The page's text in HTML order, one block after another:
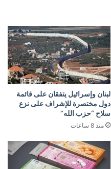
لبنان وإسرائيل يتفقان على قائمة
دول مختصرة للإشراف على نزع
سلاح “حزب الله”
منذ 8 ساعات